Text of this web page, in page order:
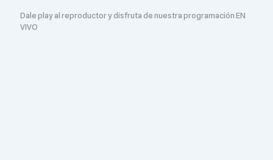
Dale play al reproductor y disfruta de nuestra programación EN
VIVO